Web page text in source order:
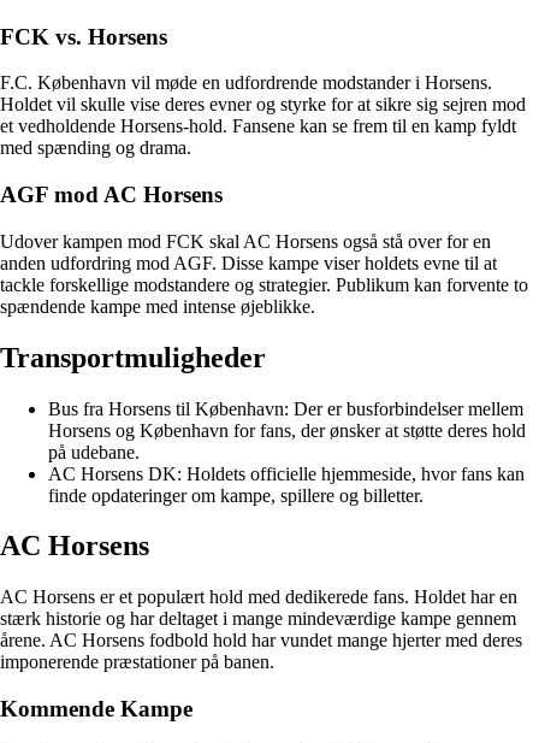
FCK vs. Horsens
F.C. København vil møde en udfordrende modstander i Horsens.
Holdet vil skulle vise deres evner og styrke for at sikre sig sejren mod
et vedholdende Horsens-hold. Fansene kan se frem til en kamp fyldt
med spænding og drama.
AGF mod AC Horsens
Udover kampen mod FCK skal AC Horsens også stå over for en
anden udfordring mod AGF. Disse kampe viser holdets evne til at
tackle forskellige modstandere og strategier. Publikum kan forvente to
spændende kampe med intense øjeblikke.
Transportmuligheder
Bus fra Horsens til København: Der er busforbindelser mellem
Horsens og København for fans, der ønsker at støtte deres hold
på udebane.
AC Horsens DK: Holdets officielle hjemmeside, hvor fans kan
finde opdateringer om kampe, spillere og billetter.
AC Horsens
AC Horsens er et populært hold med dedikerede fans. Holdet har en
stærk historie og har deltaget i mange mindeværdige kampe gennem
årene. AC Horsens fodbold hold har vundet mange hjerter med deres
imponerende præstationer på banen.
Kommende Kampe